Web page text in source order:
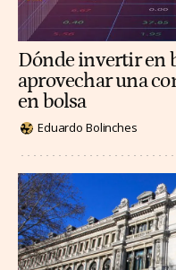
Dónde invertir en
aprovechar una
en bolsa
Eduardo Bolinches